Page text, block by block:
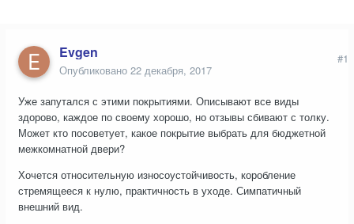
Evgen
Опубликовано 22 декабря, 2017
#1
Уже запутался с этими покрытиями. Описывают все виды
здорово, каждое по своему хорошо, но отзывы сбивают с толку.
Может кто посоветует, какое покрытие выбрать для бюджетной
межкомнатной двери?
Хочется относительную износоустойчивость, коробление
стремящееся к нулю, практичность в уходе. Симпатичный
внешний вид.